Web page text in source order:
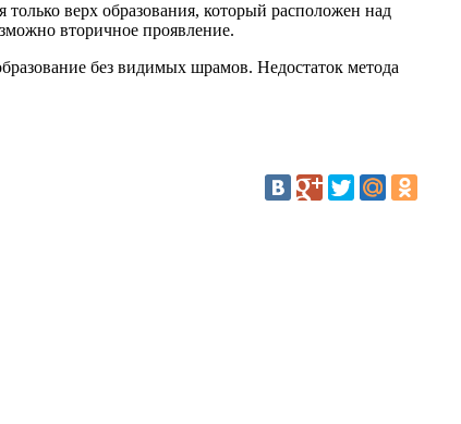
верх образования, который расположен над
вторичное проявление.
без видимых шрамов. Недостаток метода